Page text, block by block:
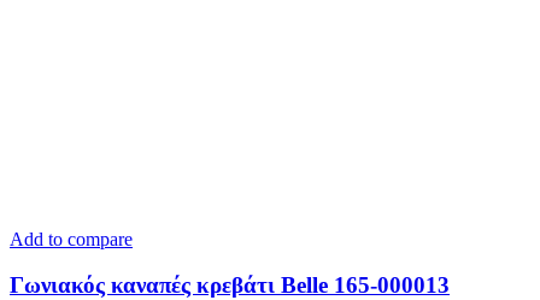
Add to compare
Γωνιακός καναπές κρεβάτι Belle 165-000013